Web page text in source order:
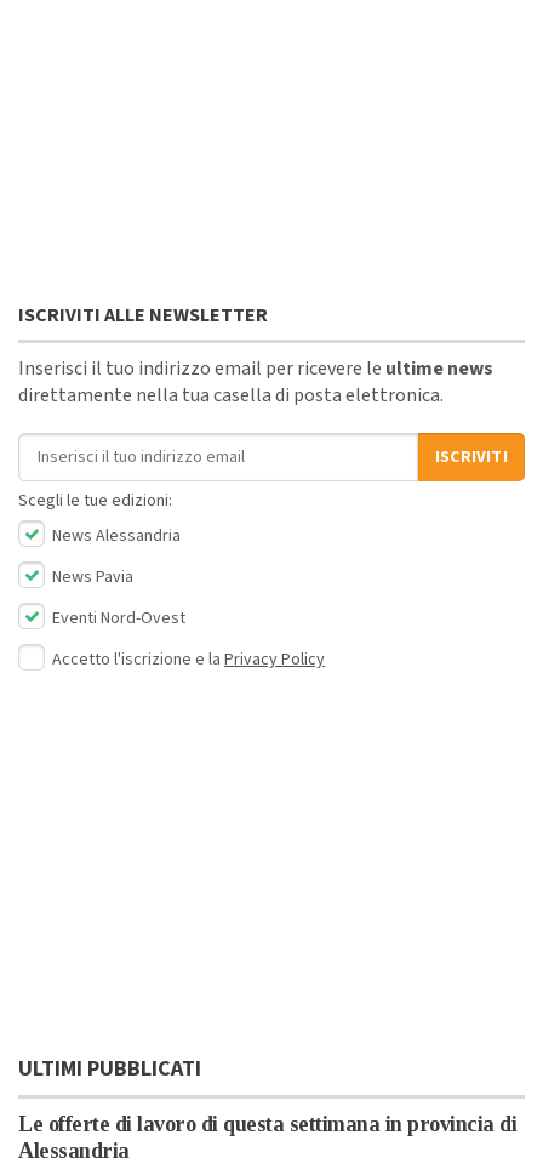
ISCRIVITI ALLE NEWSLETTER
Inserisci il tuo indirizzo email per ricevere le ultime news
direttamente nella tua casella di posta elettronica.
Indirizzo email
ISCRIVITI
Scegli le tue edizioni:
News Alessandria
News Pavia
Eventi Nord-Ovest
Accetto l'iscrizione e la Privacy Policy
ULTIMI PUBBLICATI
Le offerte di lavoro di questa settimana in provincia di
Alessandria